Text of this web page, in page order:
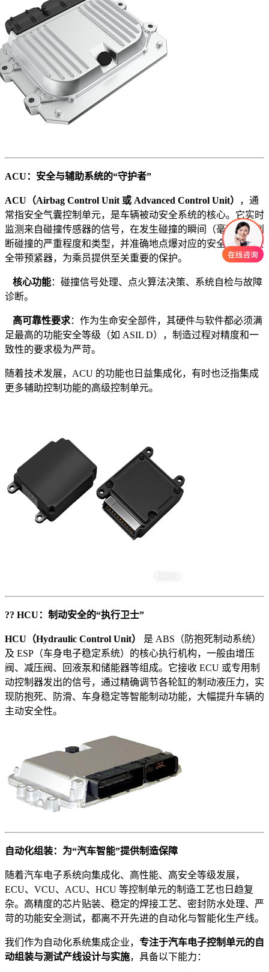
ACU：安全与辅助系统的“守护者”
ACU （Airbag Control Unit 或 Advanced Control Unit）
，通
常指安全气囊控制单元，是车辆被动安全系统的核心。它实时
监测来自碰撞传感器的信号，在发生碰撞的瞬间（毫秒级）判
断碰撞的严重程度和类型，并准确地点爆对应的安全气囊与安
全带预紧器，为乘员提供至关重要的保护。
核心功能：碰撞信号处理、点火算法决策、系统自检与故障
诊断。
高可靠性要求：作为生命安全部件，其硬件与软件都必须满
足最高的功能安全等级（如 ASIL D），制造过程对精度和一
致性的要求极为严苛。
随着技术发展，ACU 的功能也日益集成化，有时也泛指集成
更多辅助控制功能的高级控制单元。
?? HCU：制动安全的“执行卫士”
HCU （Hydraulic Control Unit）
是 ABS（防抱死制动系统）
及 ESP（车身电子稳定系统）的核心执行机构，一般由增压
阀、减压阀、回液泵和储能器等组成。它接收 ECU 或专用制
动控制器发出的信号，通过精确调节各轮缸的制动液压力，实
现防抱死、防滑、车身稳定等智能制动功能，大幅提升车辆的
主动安全性。
自动化组装：为“汽车智能”提供制造保障
随着汽车电子系统向集成化、高性能、高安全等级发展，
ECU、VCU、ACU、HCU 等控制单元的制造工艺也日趋复
杂。高精度的芯片贴装、稳定的焊接工艺、密封防水处理、严
苛的功能安全测试，都离不开先进的自动化与智能化生产线。
我们作为自动化系统集成企业， 专注于汽车电子控制单元的自
动组装与测试产线设计与实施，具备以下能力：